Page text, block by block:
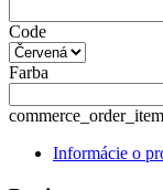
Code
Farba
Informácie o